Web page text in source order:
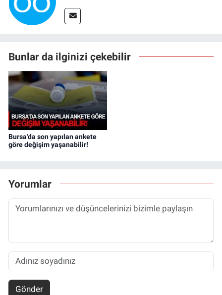
Bunlar da ilginizi çekebilir
Bursa'da son yapılan ankete
göre değişim yaşanabilir!
Yorumlar
Gönder